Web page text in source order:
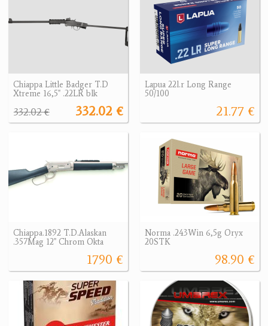
Chiappa Little Badger T.D
Xtreme 16,5" .22LR blk
332.02 €
332.02 €
Lapua 22l.r Long Range
50/100
21.77 €
Chiappa.1892 T.D.Alaskan
.357Mag 12" Chrom Okta
1790 €
Norma .243Win 6,5g Oryx
20STK
98.90 €